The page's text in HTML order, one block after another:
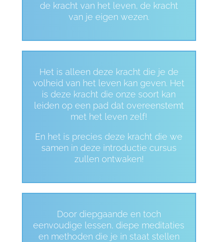
de kracht van het leven, de kracht
van je eigen wezen.
Het is alleen deze kracht die je de
volheid van het leven kan geven. Het
is deze kracht die onze soort kan
leiden op een pad dat overeenstemt
met het leven zelf!
En het is precies deze kracht die we
samen in deze introductie cursus
zullen ontwaken!
Door diepgaande en toch
eenvoudige lessen, diepe meditaties
en methoden die je in staat stellen